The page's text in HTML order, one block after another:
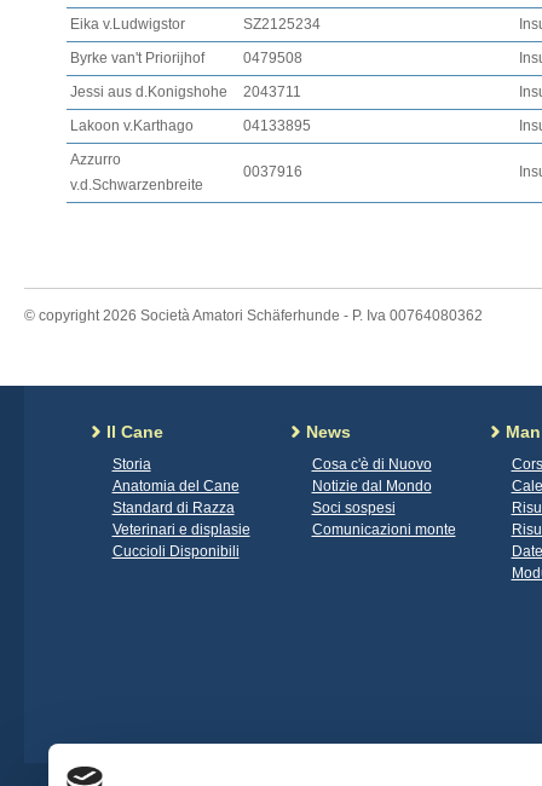
Eika v.Ludwigstor SZ2125234
Byrke van't Priorijhof
0479508
Jessi aus d.Konigshohe
2043711
Lakoon v.Karthago
04133895
Azzurro
v.d.Schwarzenbreite
0037916
© copyright 2026 Società Amatori Schäferhunde - P. Iva 00764080362
Il Cane
Storia
Anatomia del Cane
Standard di Razza
Veterinari e displasie
Cuccioli Disponibili
News
Cosa c'è di Nuovo
Notizie dal Mondo
Soci sospesi
Comunicazioni monte